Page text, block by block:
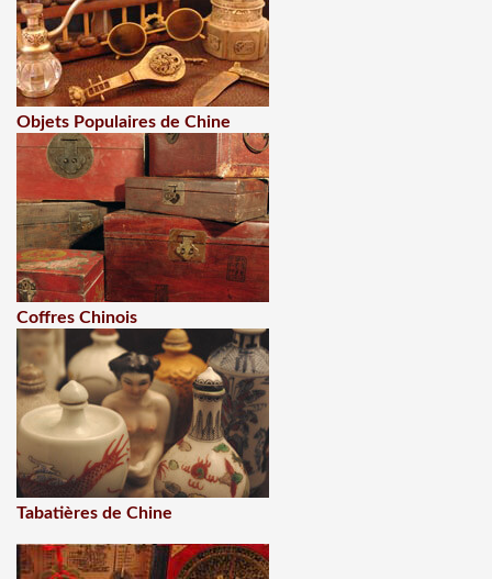
Objets Populaires de Chine
Coffres Chinois
Tabatières de Chine